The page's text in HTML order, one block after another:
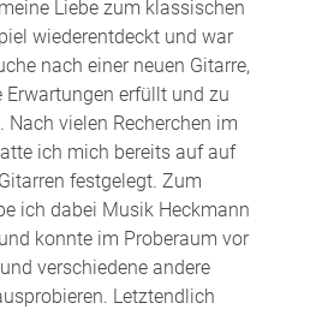
Liebe zum klassischen
wiederentdeckt und war
nach einer neuen Gitarre,
Erwartungen erfüllt und zu
Nach vielen Recherchen im
ich mich bereits auf auf
festgelegt. Zum
ich dabei Musik Heckmann
konnte im Proberaum vor
verschiedene andere
Letztendlich